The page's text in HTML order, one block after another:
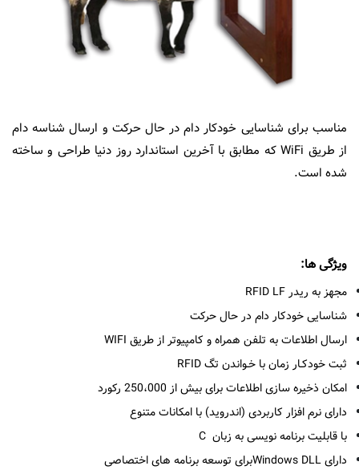
مناسب برای شناسایی خودکار دام در حال حرکت و ارسال شناسه دام
از طریق WiFi که مطابق با آخرین استاندارد روز دنیا طراحی و ساخته
شده است.
ویژگی ها:
مجهز به ریدر RFID LF
شناسایی خودکار دام در حال حرکت
ارسال اطلاعات به تلفن همراه و کامپیوتر از طریق WIFI
ثبت خودکـار زمان با خـواندن تگ RFID
امکان ذخیره سازی اطلاعات برای بیش از 250،000 رکورد
دارای نرم افزار کاربردی (اندروید) با امکانات متنوع
با قابلیت برنامه نویسی به زبان C
دارایWindows DLLبرای توسعه برنامه های اختصاصی